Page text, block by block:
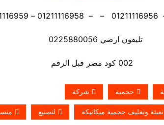
تليفون ارضي 0225880056
002 كود مصر قبل الرقم
حجمية شركة
وتغليف حجمية ميكانيكة لتصنيع